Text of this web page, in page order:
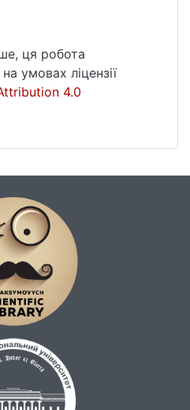
новизну Атласу,
предметне
та можуть сприяти
практику нових
Вперше в Україні на
та
ця робота
умовах ліцензії
4.0